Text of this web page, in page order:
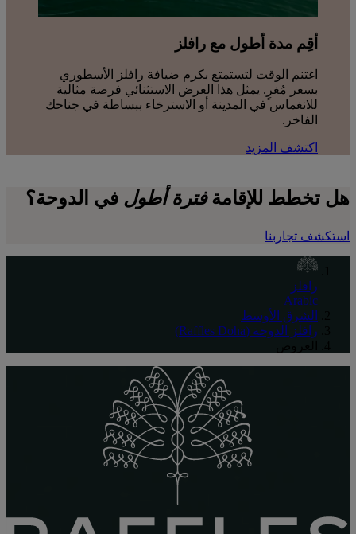
أقِم مدة أطول مع رافلز
اغتنم الوقت لتستمتع بكرم ضيافة رافلز الأسطوري
بسعر مُغرٍ. يمثل هذا العرض الاستثنائي فرصة مثالية
للانغماس في المدينة أو الاسترخاء ببساطة في جناحك
الفاخر.
اكتشف المزيد
هل تخطط للإقامةفترة أطول في الدوحة؟
استكشف تجاربنا
رافلز
Arabic
الشرق الأوسط
رافلز الدوحة (Raffles Doha)